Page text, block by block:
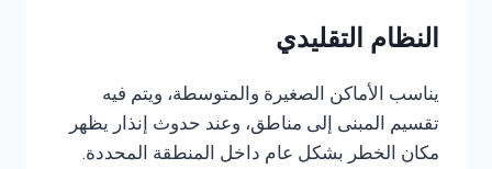
النظام التقليدي
يناسب الأماكن الصغيرة والمتوسطة، ويتم فيه
تقسيم المبنى إلى مناطق، وعند حدوث إنذار يظهر
مكان الخطر بشكل عام داخل المنطقة المحددة.